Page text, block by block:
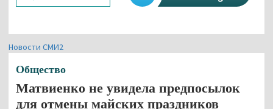
Новости СМИ2
Общество
Матвиенко не увидела предпосылок
для отмены майских праздников